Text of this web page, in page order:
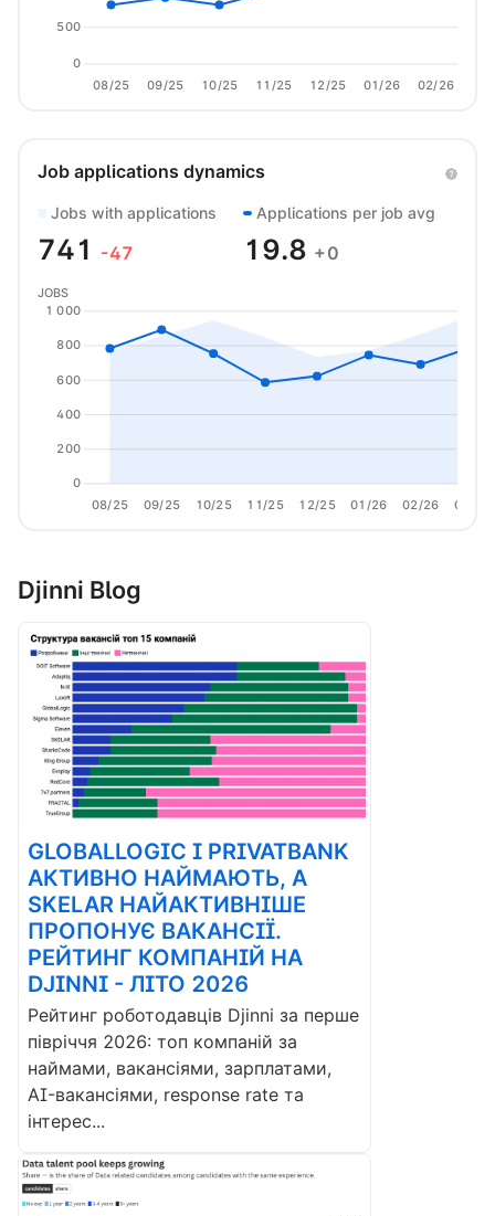
08/25 09/25 10/25 11/25 12/25 01/26 02/26
0
500
Job applications dynamics
Jobs with applications
741 -47
Applications per job avg
19.8 +0
08/25 09/25 10/25 11/25 12/25 01/26 02/26 03/26
0
200
400
600
800
1 000
JOBS
Djinni Blog
GLOBALLOGIC І PRIVATBANK
АКТИВНО НАЙМАЮТЬ, А
SKELAR НАЙАКТИВНІШЕ
ПРОПОНУЄ ВАКАНСІЇ.
РЕЙТИНГ КОМПАНІЙ НА
DJINNI - ЛІТО 2026
Рейтинг роботодавців Djinni за перше
півріччя 2026: топ компаній за
наймами, вакансіями, зарплатами,
AI-вакансіями, response rate та
інтерес...